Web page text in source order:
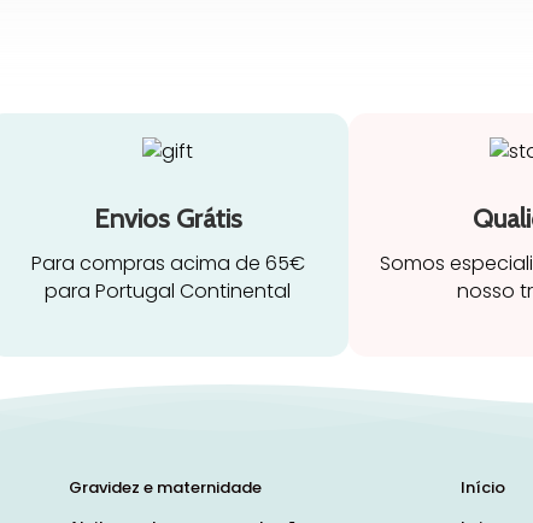
Envios Grátis
Para compras acima de 65€
para Portugal Continental
Somos
nosso
Gravidez e maternidade
Início